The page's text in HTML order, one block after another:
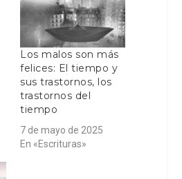
Los malos son más
felices: El tiempo y
sus trastornos, los
trastornos del
tiempo
7 de mayo de 2025
En «Escrituras»